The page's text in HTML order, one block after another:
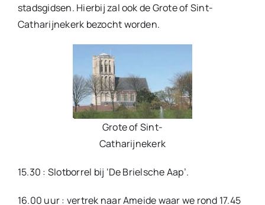
stadsgidsen. Hierbij zal ook de Grote of Sint-
Catharijnekerk bezocht worden.
Grote of Sint-
Catharijnekerk
15.30 : Slotborrel bij ‘De Brielsche Aap’.
16.00 uur : vertrek naar Ameide waar we rond 17.45